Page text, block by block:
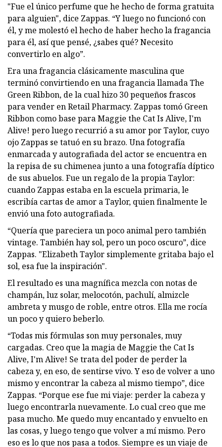
"Fue el único perfume que he hecho de forma gratuita
para alguien", dice Zappas. “Y luego no funcionó con
él, y me molestó el hecho de haber hecho la fragancia
para él, así que pensé, ¿sabes qué? Necesito
convertirlo en algo”.
Era una fragancia clásicamente masculina que
terminó convirtiendo en una fragancia llamada The
Green Ribbon, de la cual hizo 30 pequeños frascos
para vender en Retail Pharmacy. Zappas tomó Green
Ribbon como base para Maggie the Cat Is Alive, I'm
Alive! pero luego recurrió a su amor por Taylor, cuyo
ojo Zappas se tatuó en su brazo. Una fotografía
enmarcada y autografiada del actor se encuentra en
la repisa de su chimenea junto a una fotografía díptico
de sus abuelos. Fue un regalo de la propia Taylor:
cuando Zappas estaba en la escuela primaria, le
escribía cartas de amor a Taylor, quien finalmente le
envió una foto autografiada.
“Quería que pareciera un poco animal pero también
vintage. También hay sol, pero un poco oscuro”, dice
Zappas. "Elizabeth Taylor simplemente gritaba bajo el
sol, esa fue la inspiración".
El resultado es una magnífica mezcla con notas de
champán, luz solar, melocotón, pachulí, almizcle
ambreta y musgo de roble, entre otros. Ella me rocía
un poco y quiero beberlo.
“Todas mis fórmulas son muy personales, muy
cargadas. Creo que la magia de Maggie the Cat Is
Alive, I'm Alive! Se trata del poder de perder la
cabeza y, en eso, de sentirse vivo. Y eso de volver a uno
mismo y encontrar la cabeza al mismo tiempo”, dice
Zappas. “Porque ese fue mi viaje: perder la cabeza y
luego encontrarla nuevamente. Lo cual creo que me
pasa mucho. Me quedo muy encantado y envuelto en
las cosas, y luego tengo que volver a mí mismo. Pero
eso es lo que nos pasa a todos. Siempre es un viaje de